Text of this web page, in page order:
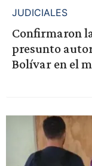
JUDICIALES
Confirmaron
presunto
Bolívar en el